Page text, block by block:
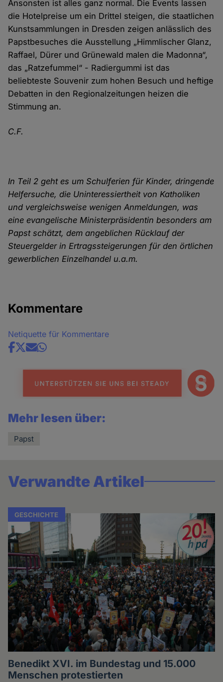
Ansonsten ist alles ganz normal. Die Events lassen
die Hotelpreise um ein Drittel steigen, die staatlichen
Kunstsammlungen in Dresden zeigen anlässlich des
Papstbesuches die Ausstellung „Himmlischer Glanz,
Raffael, Dürer und Grünewald malen die Madonna“,
das „Ratzefummel“ - Radiergummi ist das
beliebteste Souvenir zum hohen Besuch und heftige
Debatten in den Regionalzeitungen heizen die
Stimmung an.
C.F.
In Teil 2 geht es um Schulferien für Kinder, dringende
Helfersuche, die Uninteressiertheit von Katholiken
und vergleichsweise wenigen Anmeldungen, was
eine evangelische Ministerpräsidentin besonders am
Papst schätzt, dem angeblichen Rücklauf der
Steuergelder in Ertragssteigerungen für den örtlichen
gewerblichen Einzelhandel u.a.m.
Kommentare
Netiquette für Kommentare
Share
news
Mehr lesen über:
Papst
Verwandte Artikel
GESCHICHTE
Benedikt XVI. im Bundestag und 15.000
Menschen protestierten